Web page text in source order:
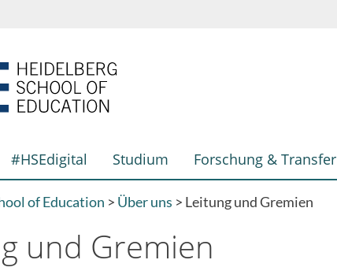
#HSEdigital Studium Forschung & Transfer
of Education Über uns Leitung und Gremien
und Gremien